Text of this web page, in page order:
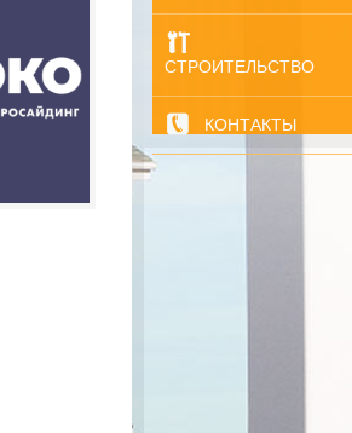
СТРОИТЕЛЬСТВО
КОНТАКТЫ